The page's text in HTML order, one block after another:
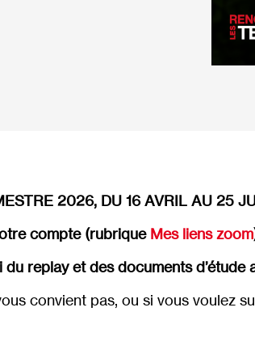
2026, DU 16 AVRIL AU 25
compte (rubrique Mes liens zoom
du replay et des documents d’étude
convient pas, ou si vous voulez